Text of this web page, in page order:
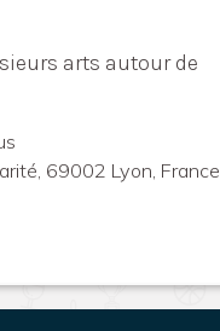
arts autour de
69002 Lyon, France